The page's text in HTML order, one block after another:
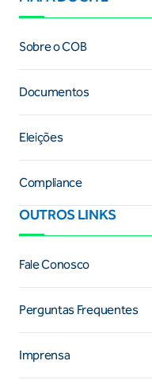
Sobre o COB
Documentos
Eleições
Compliance
OUTROS LINKS
Fale Conosco
Perguntas Frequentes
Imprensa